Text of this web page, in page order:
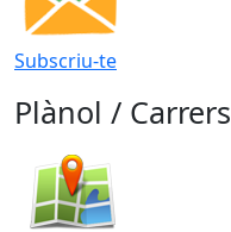
Subscriu-te
Plànol / Carrers